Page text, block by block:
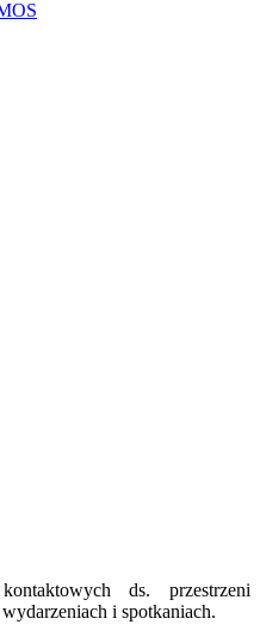
ds. przestrzeni
i spotkaniach.